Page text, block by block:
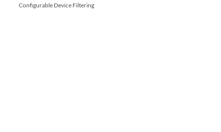
Configurable Device Filtering